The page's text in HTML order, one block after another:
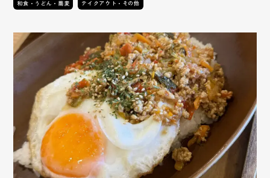
和食・うどん・蕎麦 テイクアウト・その他